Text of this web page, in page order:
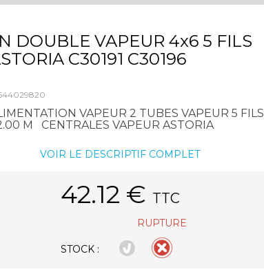
DOUBLE VAPEUR 4x6 5 FILS
C30191 C30196
VAPEUR 2 TUBES VAPEUR 5 FILS
M CENTRALES VAPEUR ASTORIA
VOIR LE DESCRIPTIF COMPLET
42.12 € TTC
STOCK :
RUPTURE